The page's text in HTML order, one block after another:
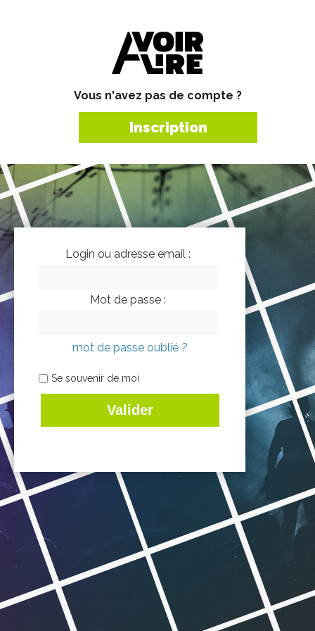
Vous n'avez pas de compte ?
Inscription
Login ou adresse email :
Mot de passe :
mot de passe oublié ?
Se souvenir de moi